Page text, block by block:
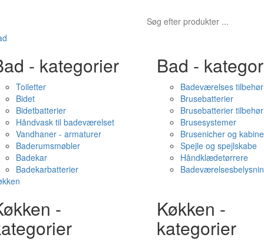
- kategorier
Toiletter
Bidet
Bidetbatterier
Håndvask til badeværelset
Vandhaner - armaturer
Baderumsmøbler
Badekar
Badekarbatterier
Bad -
Badeværelses tilbehør
Brusebatterier
Brusebatterier tilbehør
Brusesystemer
Brusenicher og
Spejle og spejlskabe
Håndklædetørrere
- Køkken -
kategorier